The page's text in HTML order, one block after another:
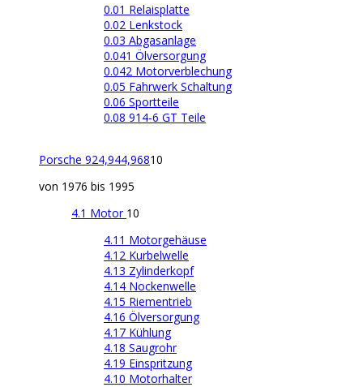
0.01 Relaisplatte
0.02 Lenkstock
0.03 Abgasanlage
0.041 Ölversorgung
0.042 Motorverblechung
0.05 Fahrwerk Schaltung
0.06 Sportteile
0.08 914-6 GT Teile
Porsche 924,944,96810
von 1976 bis 1995
4.1 Motor 10
4.11 Motorgehäuse
4.12 Kurbelwelle
4.13 Zylinderkopf
4.14 Nockenwelle
4.15 Riementrieb
4.16 Ölversorgung
4.17 Kühlung
4.18 Saugrohr
4.19 Einspritzung
4.10 Motorhalter